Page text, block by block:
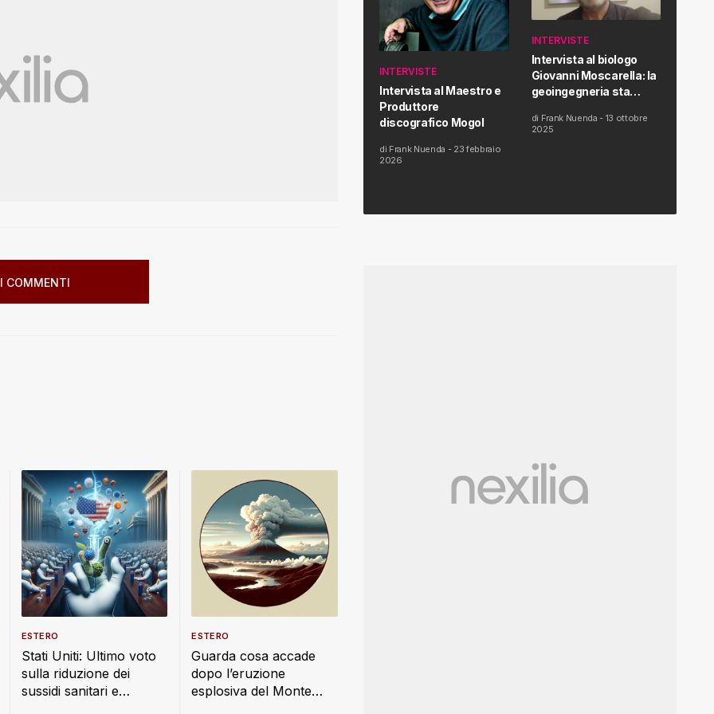
COMMENTI
Stati Uniti: Ultimo voto
sulla riduzione dei
sussidi sanitari e
ESTERO
Guarda cosa accade
dopo l’eruzione
esplosiva del Monte
ESTERO
INTERVISTE
Intervista al Maestro e
Produttore
discografico Mogol
di Frank Nuenda - 23 febbraio
2026
INTERVISTE
Intervista al biologo
Giovanni Moscarella: la
geoingegneria sta
salute dell’uomo
di Frank Nuenda - 13 ottobre
2025